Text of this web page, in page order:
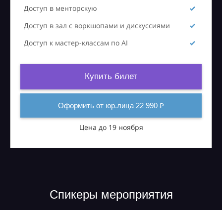
Доступ в менторскую
Доступ в зал с воркшопами и дискуссиями
Доступ к мастер-классам по AI
Купить билет
Оформить от юр.лица 22 990 ₽
Цена до 19 ноября
Спикеры мероприятия